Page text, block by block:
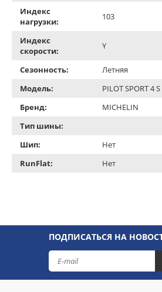
Индекс
нагрузки:
103
Индекс
скорости:
Y
Сезонность:
Летняя
Модель:
PILOT SPORT 4 S
Бренд:
MICHELIN
Тип шины:
Шип:
Нет
RunFlat:
Нет
ПОДПИСАТЬСЯ НА